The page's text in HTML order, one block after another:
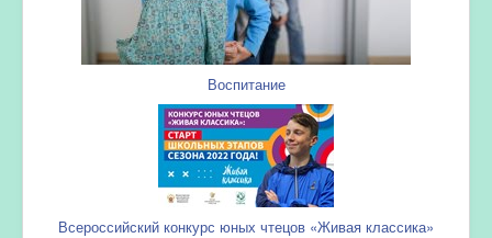
Воспитание
Всероссийский конкурс юных чтецов «Живая классика»